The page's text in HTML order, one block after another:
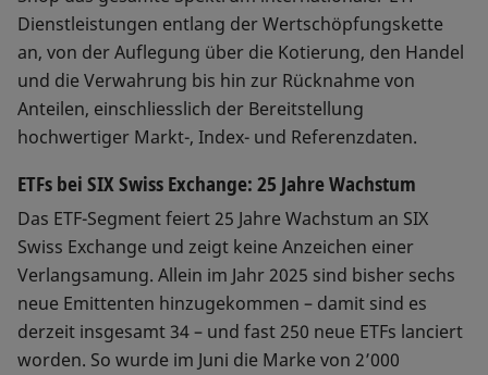
Dienstleistungen entlang der Wertschöpfungskette
an, von der Auflegung über die Kotierung, den Handel
und die Verwahrung bis hin zur Rücknahme von
Anteilen, einschliesslich der Bereitstellung
hochwertiger Markt-, Index- und Referenzdaten.
ETFs bei SIX Swiss Exchange: 25 Jahre Wachstum
Das ETF-Segment feiert 25 Jahre Wachstum an SIX
Swiss Exchange und zeigt keine Anzeichen einer
Verlangsamung. Allein im Jahr 2025 sind bisher sechs
neue Emittenten hinzugekommen – damit sind es
derzeit insgesamt 34 – und fast 250 neue ETFs lanciert
worden. So wurde im Juni die Marke von 2’000